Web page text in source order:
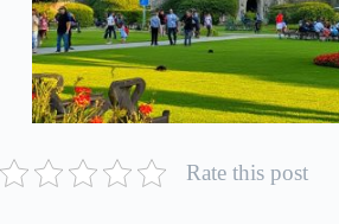
Rate this post